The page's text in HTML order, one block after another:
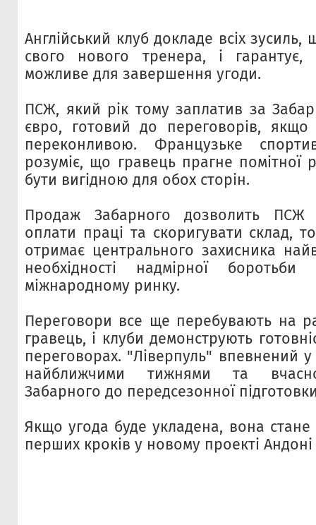
Англійський клуб докладе всіх
свого нового тренера, і
можливе для завершення угоди.
ПСЖ, який рік тому заплатив за
євро, готовий до переговорів, якщо
переконливою. Французьке
розуміє, що гравець прагне помітної
бути вигідною для обох сторін.
Продаж Забарного дозволить
оплати праці та скоригувати склад,
отримає центрального захисника
необхідності надмірної
міжнародному ринку.
Переговори все ще перебувають на
гравець, і клуби демонструють
переговорах. "Ліверпуль" впевнений у
найближчими тижнями та
Забарного до передсезонної
Якщо угода буде укладена, вона
перших кроків у новому проекті Андоні